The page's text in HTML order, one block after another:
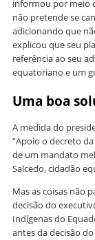
informou por meio
não pretende se
adicionando que
explicou que seu
referência ao seu
equatoriano e um
Uma boa
A medida do
“Apoio o decreto
de um mandato
Salcedo, cidadão
Mas as coisas não
decisão do
Indígenas do
antes da decisão